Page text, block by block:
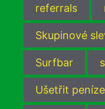
referrals
Skupinové
Surfbar
Ušetřit peníze